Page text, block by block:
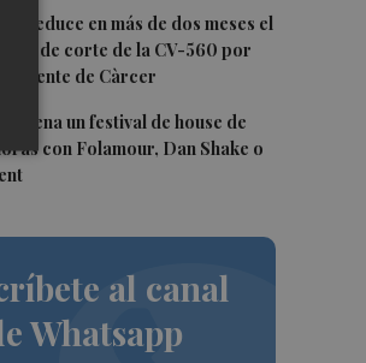
reduce en más de dos meses el
de corte de la CV-560 por
puente de Càrcer
estrena un festival de house de
con Folamour, Dan Shake o
al canal
Whatsapp